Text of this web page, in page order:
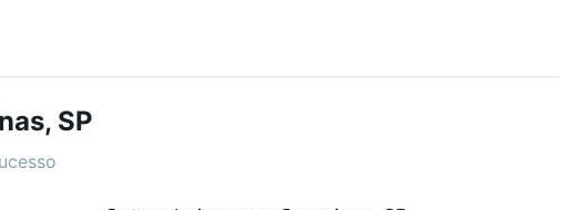
usar os filtros como quantidade de quartos, suítes, com
academia, salão de festas ou área verde e encontrar
SP